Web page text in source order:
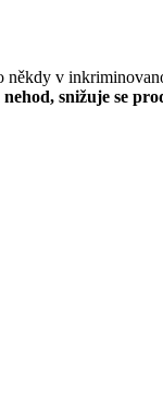
někdy v
snižuje se